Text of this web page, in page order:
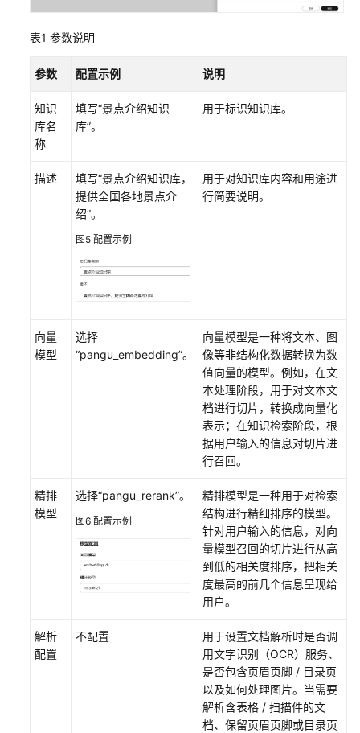
（SLA）
皮
资
源
持
表1 参数说明
参数 配置示例 说明
知识
库名
称
填写“景点介绍知识
库”。
用于标识知识库。
描述
填写“景点介绍知识库，
提供全国各地景点介
绍”。
图5 配置示例
用于对知识库内容和用途进
行简要说明。
向量
模型
选择
“pangu_embedding”。
向量模型是一种将文本、图
像等非结构化数据转换为数
值向量的模型。例如，在文
本处理阶段，用于对文本文
档进行切片，转换成向量化
表示；在知识检索阶段，根
据用户输入的信息对切片进
行召回。
精排
模型
选择“pangu_rerank”。
图6 配置示例
精排模型是一种用于对检索
结构进行精细排序的模型。
针对用户输入的信息，对向
量模型召回的切片进行从高
到低的相关度排序，把相关
度最高的前几个信息呈现给
用户。
解析
配置
不配置
用于设置文档解析时是否调
用文字识别（OCR）服务、
是否包含页眉页脚 / 目录页
以及如何处理图片。当需要
解析含表格 / 扫描件的文
档、保留页眉页脚或目录页